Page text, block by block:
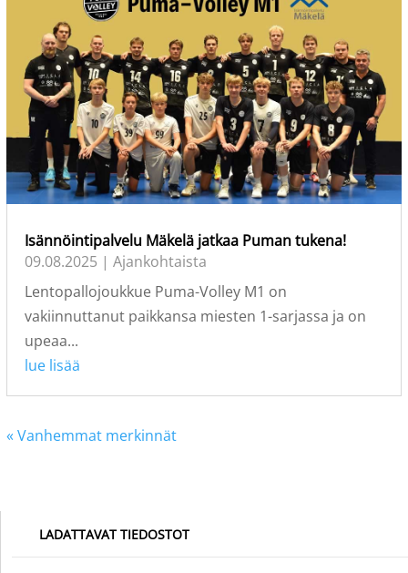
Isännöintipalvelu Mäkelä jatkaa Puman tukena!
09.08.2025 | Ajankohtaista
Lentopallojoukkue Puma-Volley M1 on
vakiinnuttanut paikkansa miesten 1-sarjassa ja on
upeaa...
lue lisää
« Vanhemmat merkinnät
LADATTAVAT TIEDOSTOT